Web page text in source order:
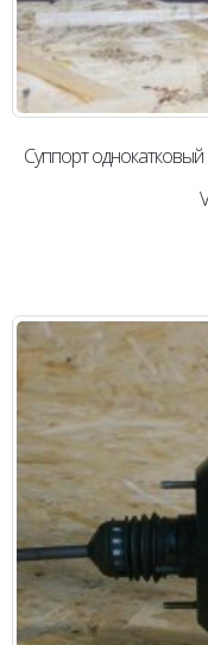
Суппорт